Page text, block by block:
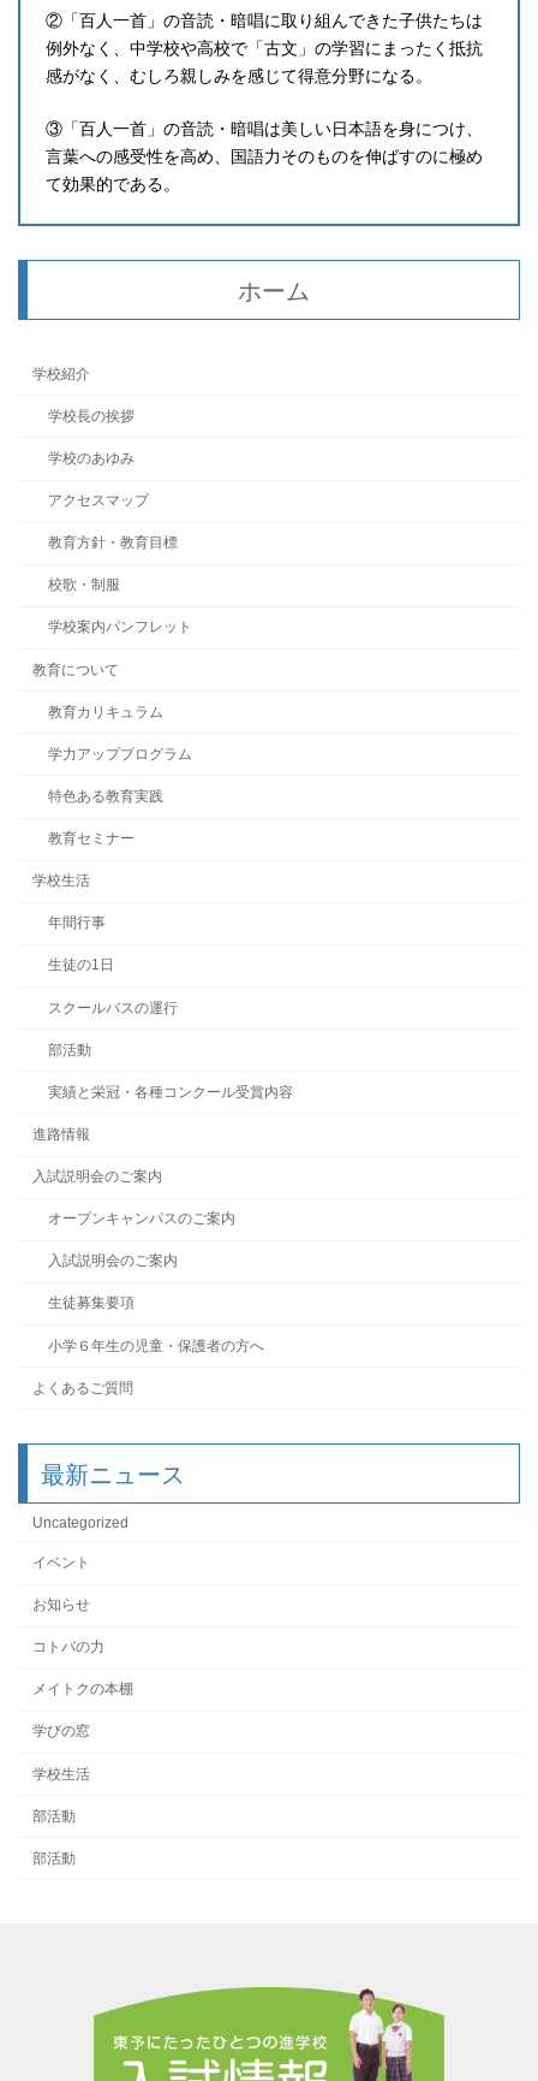
②「百人一首」の音読・暗唱に取り組んできた子供たちは
例外なく、中学校や高校で「古文」の学習にまったく抵抗
感がなく、むしろ親しみを感じて得意分野になる。
③「百人一首」の音読・暗唱は美しい日本語を身につけ、
言葉への感受性を高め、国語力そのものを伸ばすのに極め
て効果的である。
ホーム
学校紹介
学校長の挨拶
学校のあゆみ
アクセスマップ
教育方針・教育目標
校歌・制服
学校案内パンフレット
教育について
教育カリキュラム
学力アッププログラム
特色ある教育実践
教育セミナー
学校生活
年間行事
生徒の1日
スクールバスの運行
部活動
実績と栄冠・各種コンクール受賞内容
進路情報
入試説明会のご案内
オープンキャンパスのご案内
入試説明会のご案内
生徒募集要項
小学６年生の児童・保護者の方へ
よくあるご質問
最新ニュース
Uncategorized
イベント
お知らせ
コトバの力
メイトクの本棚
学びの窓
学校生活
部活動
部活動